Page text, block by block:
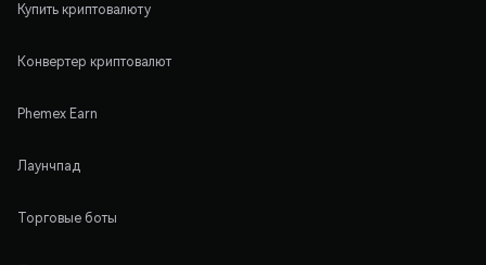
Купить криптовалюту
Конвертер криптовалют
Phemex Earn
Лаунчпад
Торговые боты